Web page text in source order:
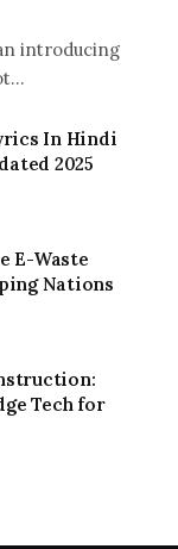
introducing
In Hindi
2025
E-Waste
Nations
Tech for